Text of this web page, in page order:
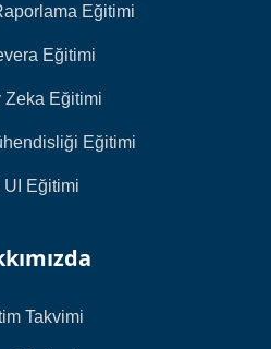
Eğitimi
Eğitimi
Zeka Eğitimi
Eğitimi
UI Eğitimi
Takvimi